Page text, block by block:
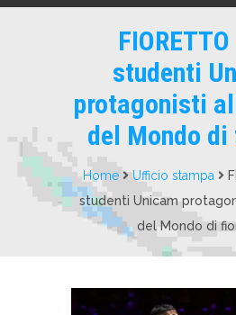
studenti
protagonisti
del Mondo
Home Ufficio stampa
studenti Unicam
del Mondo di